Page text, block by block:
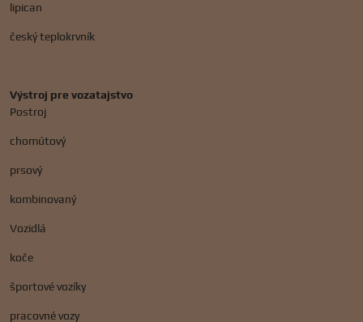
lipican
český teplokrvník
Výstroj pre vozatajstvo
Postroj
chomútový
prsový
kombinovaný
Vozidlá
koče
športové vozíky
pracovné vozy